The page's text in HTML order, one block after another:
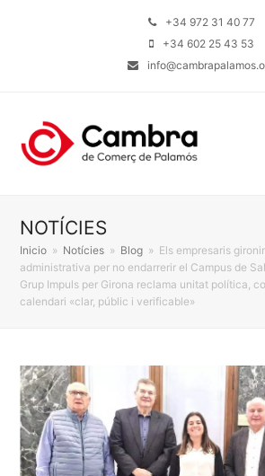
+34 972 31 40 77
+34 602 25 43 53
NOTÍCIES
Inicio » Notícies » Blog » Els empresaris
administrativa per no endarrerir el Campus de
Grup Impuls per Girona reclama unitat política,
calendari «clar, públic i verificable»